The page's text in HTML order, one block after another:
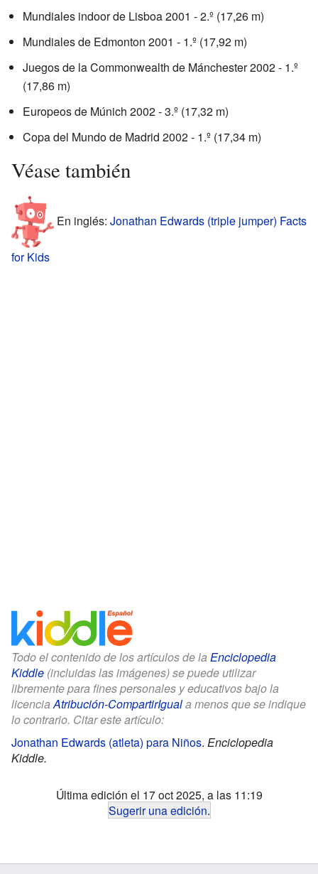
Mundiales indoor de Lisboa 2001 - 2.º (17,26 m)
Mundiales de Edmonton 2001 - 1.º (17,92 m)
Juegos de la Commonwealth de Mánchester 2002 - 1.º
(17,86 m)
Europeos de Múnich 2002 - 3.º (17,32 m)
Copa del Mundo de Madrid 2002 - 1.º (17,34 m)
Véase también
En inglés: Jonathan Edwards (triple jumper) Facts
for Kids
Todo el contenido de los artículos de la Enciclopedia
Kiddle (incluidas las imágenes) se puede utilizar
libremente para fines personales y educativos bajo la
licenciaAtribución-CompartirIguala menos que se indique
lo contrario. Citar este artículo:
Jonathan Edwards (atleta) para Niños. Enciclopedia
Kiddle.
Última edición el 17 oct 2025, a las 11:19
Sugerir una edición.